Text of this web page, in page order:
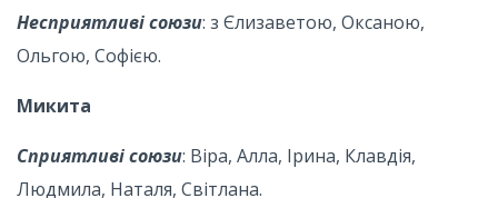
Несприятливі союзи: з Єлизаветою, Оксаною,
Ольгою, Софією.
Микита
Сприятливі союзи: Віра, Алла, Ірина, Клавдія,
Людмила, Наталя, Світлана.